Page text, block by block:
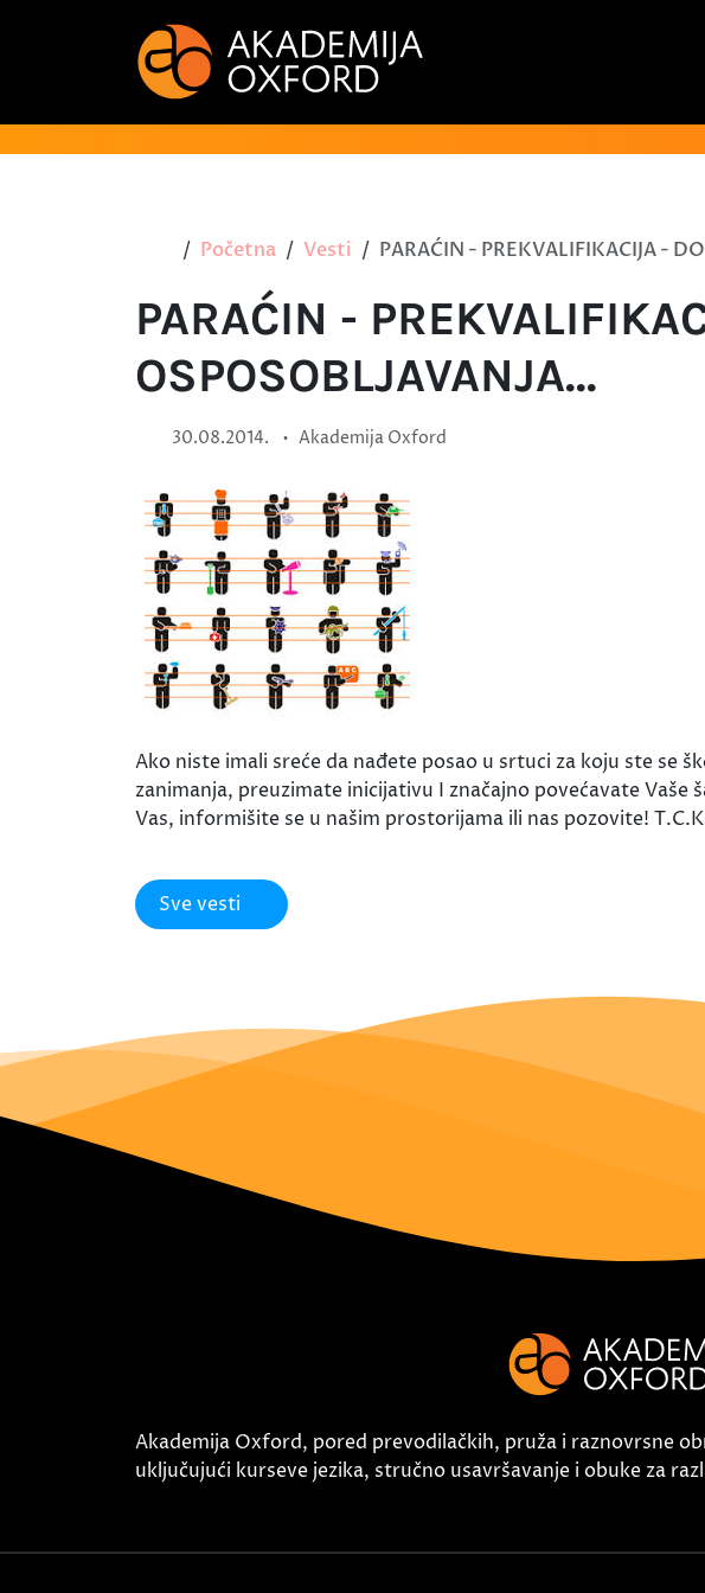
Početna Vesti PARAĆIN - PREKVALIFIKACIJA -
PARAĆIN -
OSPOSOBLJAVANJA...
30.08.2014. • Akademija Oxford
Ako niste imali sreće da nađete posao u srtuci za koju ste se
zanimanja, preuzimate inicijativu I značajno povećavate Vaše
Vas, informišite se u našim prostorijama ili nas pozovite!
Sve vesti
Akademija Oxford, pored prevodilačkih, pruža i raznovrsne
uključujući kurseve jezika, stručno usavršavanje i obuke za